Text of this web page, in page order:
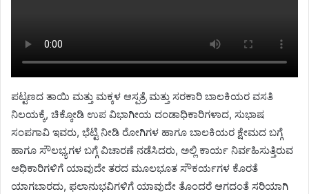
ಪಟ್ಟಣದ ತಾಯಿ ಮತ್ತು ಮಕ್ಕಳ ಆಸ್ಪತ್ರೆ ಮತ್ತು ಸರಕಾರಿ ಬಾಲಕಿಯರ ವಸತಿ
ನಿಲಯಕ್ಕೆ, ಚಿಕ್ಕೋಡಿ ಉಪ ವಿಭಾಗೀಯ ದಂಡಾಧಿಕಾರಿಗಳಾದ, ಸುಭಾಷ
ಸಂಪಗಾವಿ ಇವರು, ಭೆಟ್ಟಿ ನೀಡಿ ರೋಗಿಗಳ ಹಾಗೂ ಬಾಲಕಿಯರ ಕ್ಷೇಮದ ಬಗ್ಗೆ
ಹಾಗೂ ಸೌಲಭ್ಯಗಳ ಬಗ್ಗೆ ವಿಚಾರಣೆ ನಡೆಸಿದರು, ಅಲ್ಲಿ ಕಾರ್ಯ ನಿರ್ವಹಿಸುತ್ತಿರುವ
ಅಧಿಕಾರಿಗಳಿಗೆ ಯಾವುದೇ ತರದ ಮೂಲಭೂತ ಸೌಕರ್ಯಗಳ ಕೊರತೆ
ಯಾಗಬಾರದು, ಫಲಾನುಭವಿಗಳಿಗೆ ಯಾವುದೇ ತೊಂದರೆ ಆಗದಂತೆ ಸರಿಯಾಗಿ